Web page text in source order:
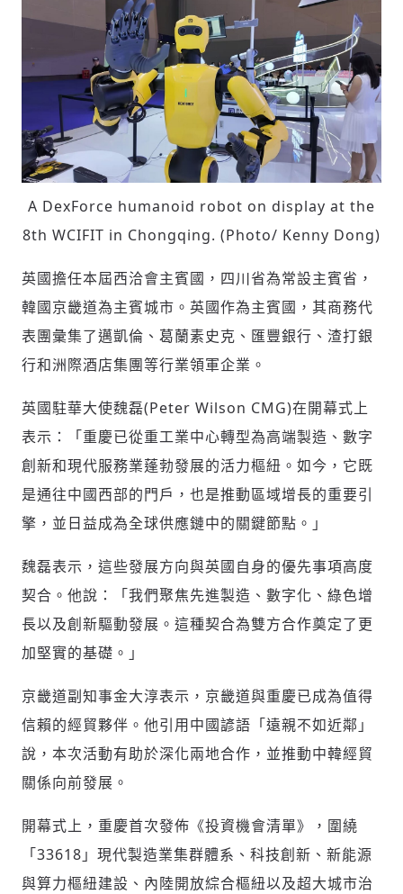
登入或註冊
歡迎您加入《旭時報》
參與下一波全球科技革命
輸入 Email 驗證碼
請輸入發送到的驗證碼
(十分鐘內有效)
驗證
A DexForce humanoid robot on display at the
8th WCIFIT in Chongqing. (Photo/ Kenny Dong)
英國擔任本屆西洽會主賓國，四川省為常設主賓省，
韓國京畿道為主賓城市。英國作為主賓國，其商務代
表團彙集了邁凱倫、葛蘭素史克、匯豐銀行、渣打銀
行和洲際酒店集團等行業領軍企業。
英國駐華大使魏磊(Peter Wilson CMG)在開幕式上
表示：「重慶已從重工業中心轉型為高端製造、數字
創新和現代服務業蓬勃發展的活力樞紐。如今，它既
是通往中國西部的門戶，也是推動區域增長的重要引
擎，並日益成為全球供應鏈中的關鍵節點。」
魏磊表示，這些發展方向與英國自身的優先事項高度
契合。他說：「我們聚焦先進製造、數字化、綠色增
長以及創新驅動發展。這種契合為雙方合作奠定了更
加堅實的基礎。」
京畿道副知事金大淳表示，京畿道與重慶已成為值得
信賴的經貿夥伴。他引用中國諺語「遠親不如近鄰」
說，本次活動有助於深化兩地合作，並推動中韓經貿
關係向前發展。
開幕式上，重慶首次發佈《投資機會清單》，圍繞
「33618」現代製造業集群體系、科技創新、新能源
與算力樞紐建設、內陸開放綜合樞紐以及超大城市治